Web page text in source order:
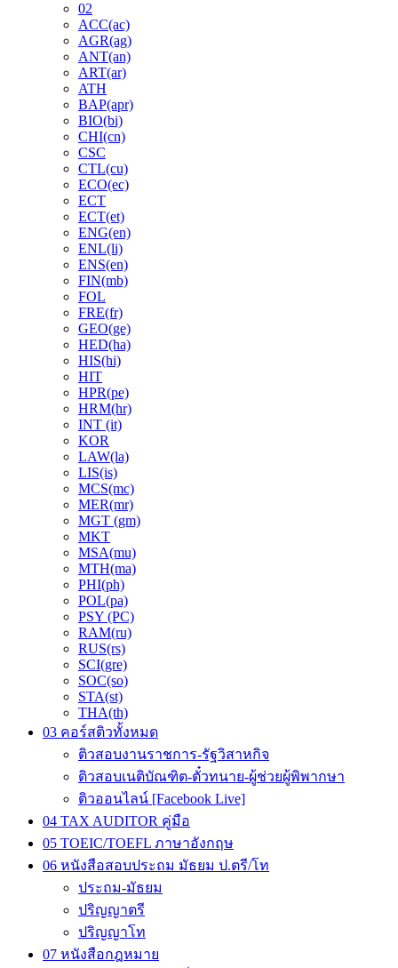
02
ACC(ac)
AGR(ag)
ANT(an)
ART(ar)
ATH
BAP(apr)
BIO(bi)
CHI(cn)
CSC
CTL(cu)
ECO(ec)
ECT
ECT(et)
ENG(en)
ENL(li)
ENS(en)
FIN(mb)
FOL
FRE(fr)
GEO(ge)
HED(ha)
HIS(hi)
HIT
HPR(pe)
HRM(hr)
INT (it)
KOR
LAW(la)
LIS(is)
MCS(mc)
MER(mr)
MGT (gm)
MKT
MSA(mu)
MTH(ma)
PHI(ph)
POL(pa)
PSY (PC)
RAM(ru)
RUS(rs)
SCI(gre)
SOC(so)
STA(st)
THA(th)
03 คอร์สติวทั้งหมด
ติวสอบงานราชการ-รัฐวิสาหกิจ
ติวสอบเนติบัณฑิต-ตั๋วทนาย-ผู้ช่วยผู้พิพากษา
ติวออนไลน์ [Facebook Live]
04 TAX AUDITOR คู่มือ
05 TOEIC/TOEFL ภาษาอังกฤษ
06 หนังสือสอบประถม มัธยม ป.ตรี/โท
ประถม-มัธยม
ปริญญาตรี
ปริญญาโท
07 หนังสือกฎหมาย